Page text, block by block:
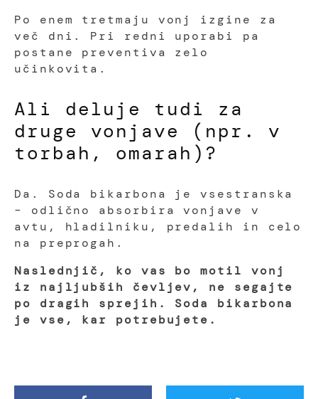
Po enem tretmaju vonj izgine za
več dni. Pri redni uporabi pa
postane preventiva zelo
učinkovita.
Ali deluje tudi za
druge vonjave (npr. v
torbah, omarah)?
Da. Soda bikarbona je vsestranska
– odlično absorbira vonjave v
avtu, hladilniku, predalih in celo
na preprogah.
Naslednjič, ko vas bo motil vonj
iz najljubših čevljev, ne segajte
po dragih sprejih. Soda bikarbona
je vse, kar potrebujete.